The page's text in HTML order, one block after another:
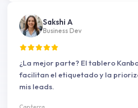
Sakshi A
Business Dev
¿La mejor parte? El tablero
facilitan el etiquetado y la
mis leads.